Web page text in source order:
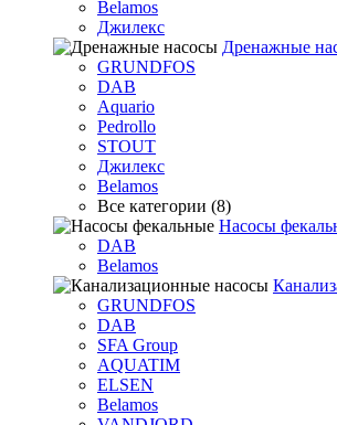
Belamos
Джилекс
Дренажные
GRUNDFOS
DAB
Aquario
Pedrollo
STOUT
Джилекс
Belamos
Все категории (8)
Насосы
DAB
Belamos
GRUNDFOS
DAB
SFA Group
AQUATIM
ELSEN
Belamos